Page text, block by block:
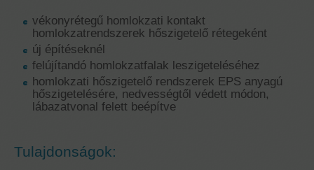
vékonyrétegű homlokzati kontakt
homlokzatrendszerek hőszigetelő rétegeként
új építéseknél
felújítandó homlokzatfalak leszigeteléséhez
homlokzati hőszigetelő rendszerek EPS anyagú
hőszigetelésére, nedvességtől védett módon,
lábazatvonal felett beépítve
Tulajdonságok: